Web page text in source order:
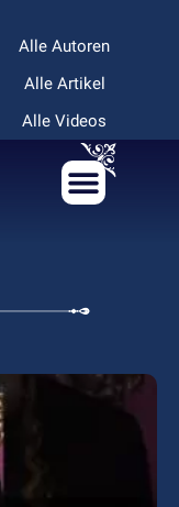
Alle Autoren
Alle Artikel
Alle Videos